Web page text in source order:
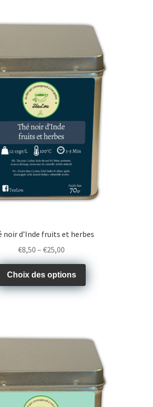
noir d’Inde fruits et herbes
€8,50 – €25,00
Choix des options